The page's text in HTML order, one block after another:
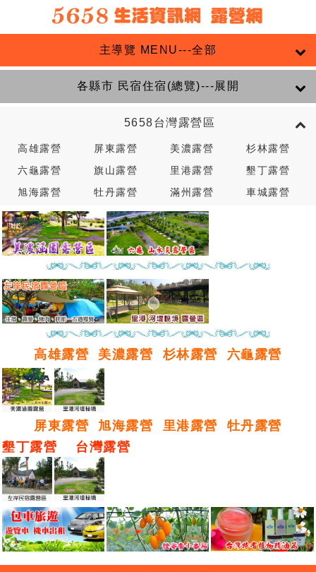
主導覽 MENU---全部
各縣市 民宿住宿(總覽)---展開
5658台灣露營區
高雄露營 屏東露營 美濃露營 杉林露營
六龜露營 旗山露營 里港露營 墾丁露營
旭海露營 牡丹露營 滿州露營 車城露營
高雄露營 美濃露營 杉林露營 六龜露營
屏東露營 旭海露營 里港露營
牡丹露營
墾丁露營
台灣露營